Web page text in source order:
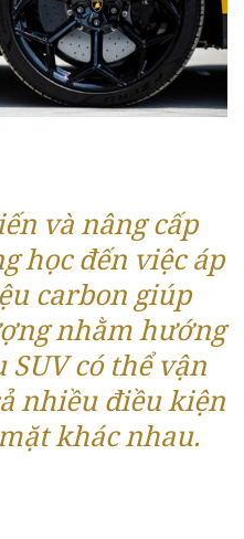
và nâng cấp
học đến việc áp
carbon giúp
nhằm hướng
có thể vận
nhiều điều kiện
khác nhau.